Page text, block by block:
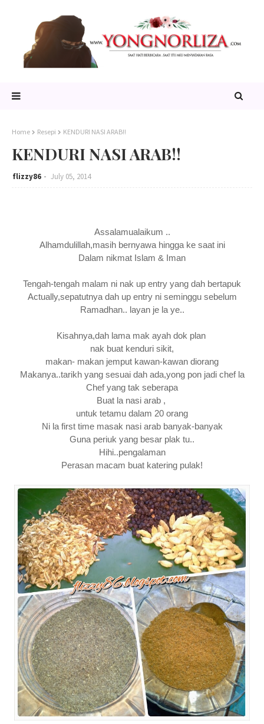
Home Resepi KENDURI NASI ARAB!!
KENDURI NASI ARAB!!
flizzy86 July 05, 2014
Assalamualaikum ..
Alhamdulillah,masih bernyawa hingga ke saat ini
Dalam nikmat Islam & Iman
Tengah-tengah malam ni nak up entry yang dah bertapuk
Actually,sepatutnya dah up entry ni seminggu sebelum
Ramadhan.. layan je la ye..
Kisahnya,dah lama mak ayah dok plan
nak buat kenduri sikit,
makan- makan jemput kawan-kawan diorang
Makanya..tarikh yang sesuai dah ada,yong pon jadi chef la
Chef yang tak seberapa
Buat la nasi arab ,
untuk tetamu dalam 20 orang
Ni la first time masak nasi arab banyak-banyak
Guna periuk yang besar plak tu..
Hihi..pengalaman
Perasan macam buat katering pulak!